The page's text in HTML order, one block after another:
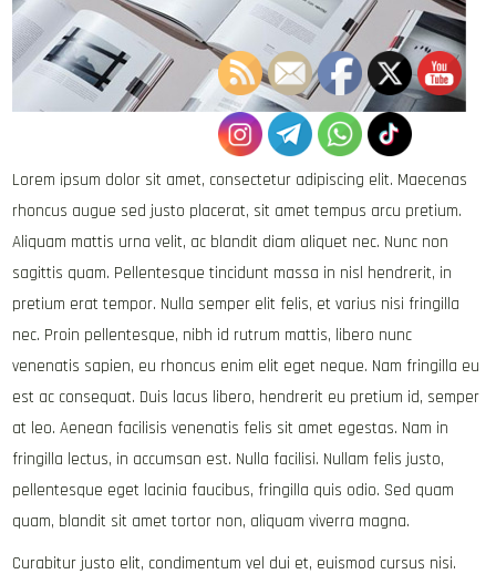
Lorem ipsum dolor sit amet, consectetur adipiscing elit. Maecenas
rhoncus augue sed justo placerat, sit amet tempus arcu pretium.
Aliquam mattis urna velit, ac blandit diam aliquet nec. Nunc non
sagittis quam. Pellentesque tincidunt massa in nisl hendrerit, in
pretium erat tempor. Nulla semper elit felis, et varius nisi fringilla
nec. Proin pellentesque, nibh id rutrum mattis, libero nunc
venenatis sapien, eu rhoncus enim elit eget neque. Nam fringilla eu
est ac consequat. Duis lacus libero, hendrerit eu pretium id, semper
at leo. Aenean facilisis venenatis felis sit amet egestas. Nam in
fringilla lectus, in accumsan est. Nulla facilisi. Nullam felis justo,
pellentesque eget lacinia faucibus, fringilla quis odio. Sed quam
quam, blandit sit amet tortor non, aliquam viverra magna.
Curabitur justo elit, condimentum vel dui et, euismod cursus nisi.